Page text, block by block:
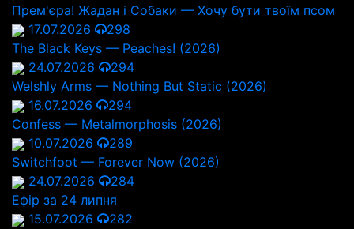
Прем'єра! Жадан і Собаки — Хочу бути твоїм псом
17.07.2026
298
The Black Keys — Peaches! (2026)
24.07.2026
294
Welshly Arms — Nothing But Static (2026)
16.07.2026
294
Confess — Metalmorphosis (2026)
10.07.2026
289
Switchfoot — Forever Now (2026)
24.07.2026
284
Ефір за 24 липня
15.07.2026
282